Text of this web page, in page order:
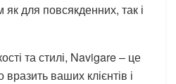
як для повсякденних, так і
та стилі, Navigare – це
ваших клієнтів і